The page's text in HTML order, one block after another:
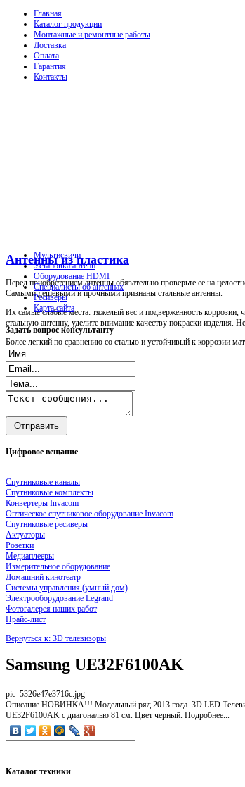
Главная
Каталог продукции
Монтажные и ремонтные работы
Доставка
Оплата
Гарантия
Контакты
Антенны из пластика
Перед приобретением антенны обязательно проверьте ее на
Самыми дешевыми и прочными признаны стальные антенны.
Их самые слабые места: тяжелый вес и подверженность коррозии,
стальную антенну, уделите внимание качеству покраски
Более легкий по сравнению со сталью и устойчивый к коррозии
Мультисвичи
Установка антенн
Оборудование HDMI
Специалисты об антеннах
Ресиверы
Карта сайта
Задать вопрос консультанту
Цифровое вещание
Спутниковые каналы
Спутниковые комплекты
Конвертеры Invacom
Оптическое спутниковое оборудование Invacom
Спутниковые ресиверы
Актуаторы
Розетки
Медиаплееры
Измерительное оборудование
Домашний кинотеатр
Системы управления (умный дом)
Электрооборудование Legrand
Фотогалерея наших работ
Прайс-лист
Вернуться к: 3D телевизоры
Samsung UE32F6100AK
pic_5326e47e3716c.jpg
Описание НОВИНКА!!! Модельный ряд 2013 года. 3D LED
UE32F6100AK с диагональю 81 см. Цвет черный. Подробнее...
Каталогтехники